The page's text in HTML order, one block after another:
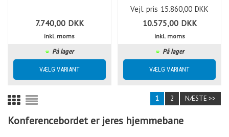
7.740,00 DKK
inkl. moms
På lager
Vejl. pris 15.860,00 DKK
10.575,00 DKK
inkl. moms
På lager
1 2 NÆSTE >>
Konferencebordet er jeres hjemmebane